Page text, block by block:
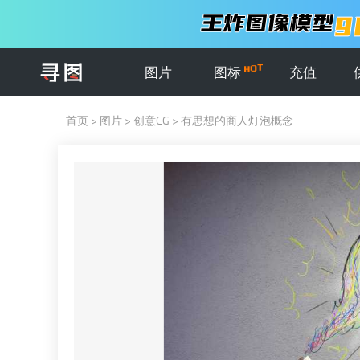
图片 图标 充值
首页 > 图片 > 创意CG > 有思想的商人灯泡概念